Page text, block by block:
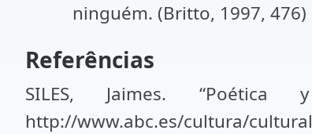
ninguém. (Britto, 1997, 476)
Referências
SILES, Jaimes.
http://www.abc.es/cultura/